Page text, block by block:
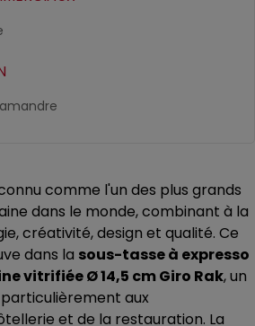
comme l'un des plus grands
dans le monde, combinant à la
créativité, design et qualité. Ce
dans la sous-tasse à expresso
vitrifiée Ø 14,5 cm Giro Rak, un
aux
et de la restauration. La